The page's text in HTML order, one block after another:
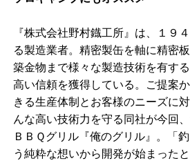
『株式会社野村鐡工所』は、１９
る製造業者。精密製缶を軸に精密
築金物まで様々な製造技術を有す
高い信頼を獲得している。ご提案
きる生産体制とお客様のニーズに
んな高い技術力を守る同社が今回
ＢＢＱグリル『俺のグリル』。「
う純粋な想いから開発が始まった